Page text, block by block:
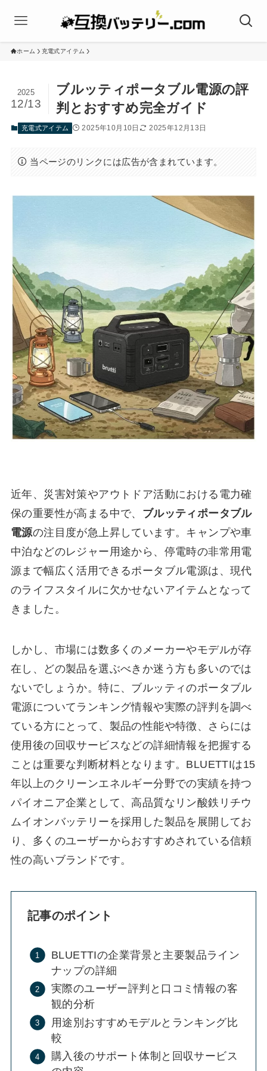
ホーム 充電式アイテム
ブルッティポータブル電源の評
判とおすすめ完全ガイド
2025
12/13
充電式アイテム 2025年10月10日 2025年12月13日
当ページのリンクには広告が含まれています。
近年、災害対策やアウトドア活動における電力確
保の重要性が高まる中で、 ブルッティポータブル
電源の注目度が急上昇しています。キャンプや車
中泊などのレジャー用途から、停電時の非常用電
源まで幅広く活用できるポータブル電源は、現代
のライフスタイルに欠かせないアイテムとなって
きました。
しかし、市場には数多くのメーカーやモデルが存
在し、どの製品を選ぶべきか迷う方も多いのでは
ないでしょうか。特に、ブルッティのポータブル
電源についてランキング情報や実際の評判を調べ
ている方にとって、製品の性能や特徴、さらには
使用後の回収サービスなどの詳細情報を把握する
ことは重要な判断材料となります。BLUETTIは15
年以上のクリーンエネルギー分野での実績を持つ
パイオニア企業として、高品質なリン酸鉄リチウ
ムイオンバッテリーを採用した製品を展開してお
り、多くのユーザーからおすすめされている信頼
性の高いブランドです。
記事のポイント
BLUETTIの企業背景と主要製品ライン
ナップの詳細
実際のユーザー評判と口コミ情報の客
観的分析
用途別おすすめモデルとランキング比
較
購入後のサポート体制と回収サービス